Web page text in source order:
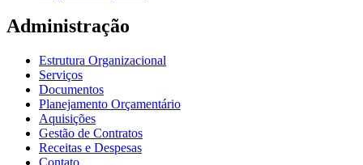
Administração
Estrutura Organizacional
Serviços
Documentos
Planejamento Orçamentário
Aquisições
Gestão de Contratos
Receitas e Despesas